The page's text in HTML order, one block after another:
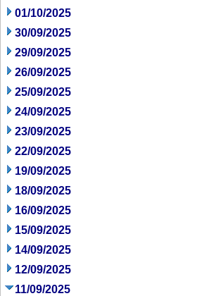
01/10/2025
30/09/2025
29/09/2025
26/09/2025
25/09/2025
24/09/2025
23/09/2025
22/09/2025
19/09/2025
18/09/2025
16/09/2025
15/09/2025
14/09/2025
12/09/2025
11/09/2025